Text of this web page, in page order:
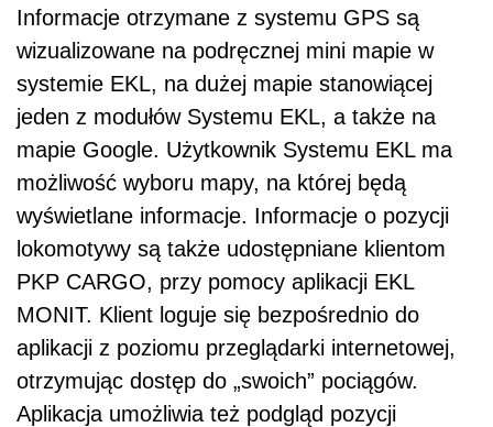
Informacje otrzymane z systemu GPS są
wizualizowane na podręcznej mini mapie w
systemie EKL, na dużej mapie stanowiącej
jeden z modułów Systemu EKL, a także na
mapie Google. Użytkownik Systemu EKL ma
możliwość wyboru mapy, na której będą
wyświetlane informacje. Informacje o pozycji
lokomotywy są także udostępniane klientom
PKP CARGO, przy pomocy aplikacji EKL
MONIT. Klient loguje się bezpośrednio do
aplikacji z poziomu przeglądarki internetowej,
otrzymując dostęp do „swoich” pociągów.
Aplikacja umożliwia też podgląd pozycji